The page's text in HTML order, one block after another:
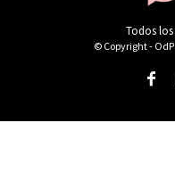
Todos
© Copyright -